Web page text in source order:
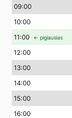
09:00
10:00
11:00 ← pigiausias
12:00
13:00
14:00
15:00
16:00